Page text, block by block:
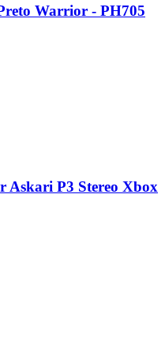
Warrior - PH705
Askari P3 Stereo Xbox